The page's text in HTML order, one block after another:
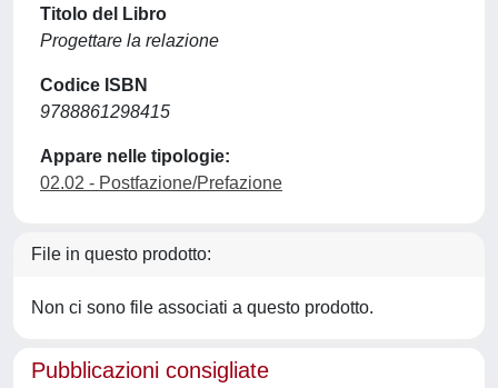
Titolo del Libro
Progettare la relazione
Codice ISBN
9788861298415
Appare nelle tipologie:
02.02 - Postfazione/Prefazione
File in questo prodotto:
Non ci sono file associati a questo prodotto.
Pubblicazioni consigliate